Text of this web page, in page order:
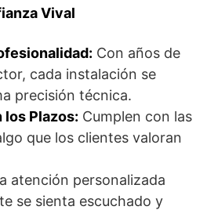
Vival
Con años de
cada instalación se
precisión técnica.
los Plazos: Cumplen con las
que los clientes valoran
atención personalizada
se sienta escuchado y